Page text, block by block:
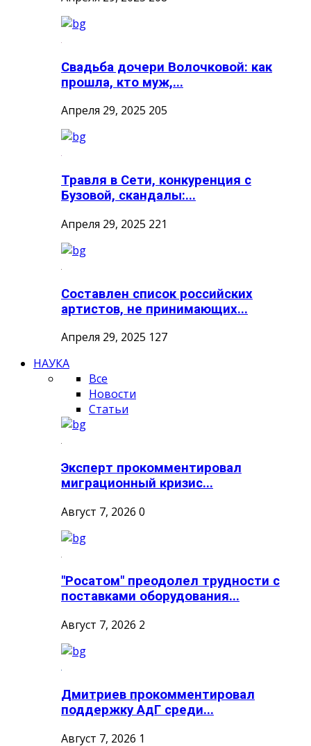
Свадьба дочери Волочковой: как
прошла, кто муж,...
Апреля 29, 2025 205
Травля в Сети, конкуренция с
Бузовой, скандалы:...
Апреля 29, 2025 221
Составлен список российских
артистов, не принимающих...
Апреля 29, 2025 127
НАУКА
Все
Новости
Статьи
Эксперт прокомментировал
миграционный кризис...
Август 7, 2026 0
"Росатом" преодолел трудности с
поставками оборудования...
Август 7, 2026 2
Дмитриев прокомментировал
поддержку АдГ среди...
Август 7, 2026 1